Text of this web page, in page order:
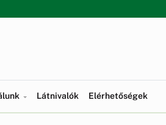
Látnivalók Elérhetőségek